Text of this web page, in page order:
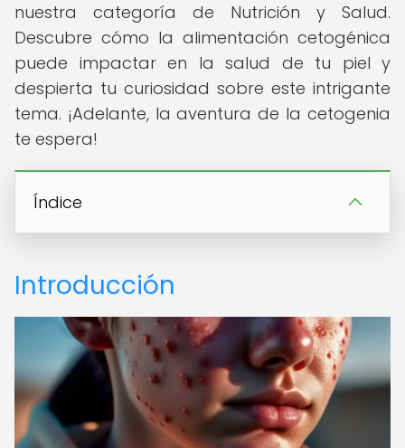
nuestra categoría de Nutrición y Salud.
Descubre cómo la alimentación cetogénica
puede impactar en la salud de tu piel y
despierta tu curiosidad sobre este intrigante
tema. ¡Adelante, la aventura de la cetogenia
te espera!
Índice
Introducción